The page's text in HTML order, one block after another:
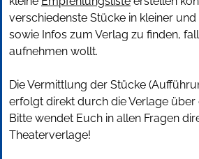
verschiedenste Stücke in kleiner
sowie Infos zum Verlag zu finden,
aufnehmen wollt.
Die Vermittlung der Stücke
erfolgt direkt durch die Verlage über
Bitte wendet Euch in allen Fragen
Theaterverlage!